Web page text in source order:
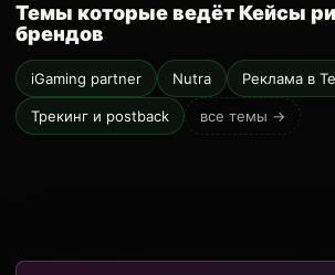
Темы которые ведёт Кейсы
брендов
iGaming partner Nutra Реклама в
Трекинг и postback все темы →